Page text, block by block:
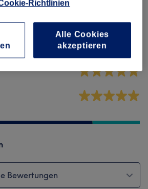
1115 Bewertungen
Bewertungen
Richtlinien
Alle Cookies
akzeptieren